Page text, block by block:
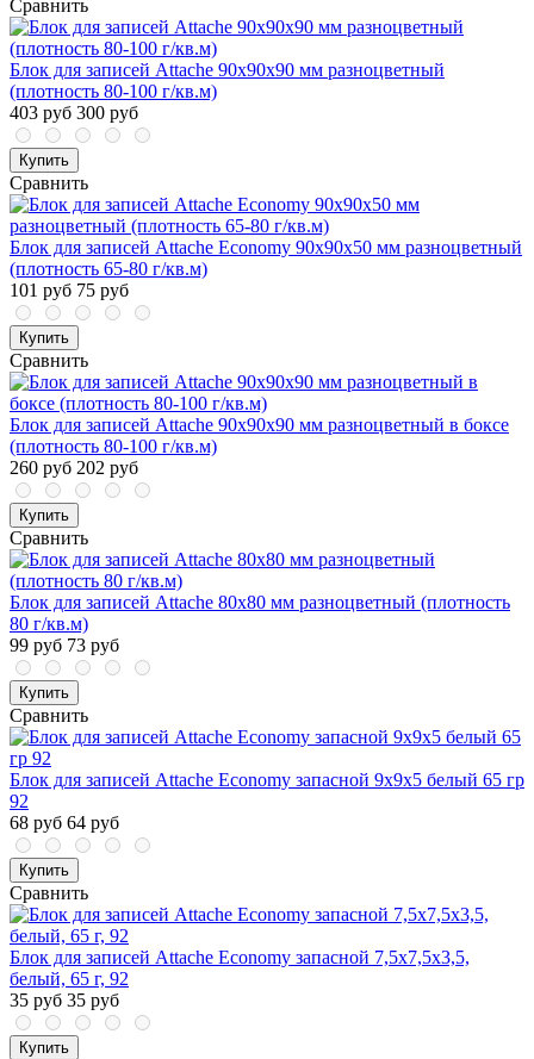
Сравнить
Блок для записей Attache 90x90x90 мм разноцветный
(плотность 80-100 г/кв.м)
403 руб 300 руб
Купить
Сравнить
Блок для записей Attache Economy 90x90x50 мм разноцветный
(плотность 65-80 г/кв.м)
101 руб 75 руб
Купить
Сравнить
Блок для записей Attache 90x90x90 мм разноцветный в боксе
(плотность 80-100 г/кв.м)
260 руб 202 руб
Купить
Сравнить
Блок для записей Attache 80x80 мм разноцветный (плотность
80 г/кв.м)
99 руб 73 руб
Купить
Сравнить
Блок для записей Attache Economy запасной 9х9х5 белый 65 гр
92
68 руб 64 руб
Купить
Сравнить
Блок для записей Attache Economy запасной 7,5х7,5х3,5,
белый, 65 г, 92
35 руб 35 руб
Купить